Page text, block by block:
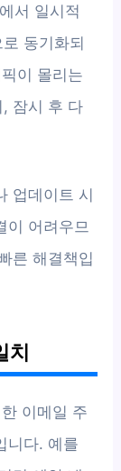
서 일시적
동기화되
이 몰리는
잠시 후 다
업데이트 시
이 어려우므
른 해결책입
이메일 주
니다. 예를